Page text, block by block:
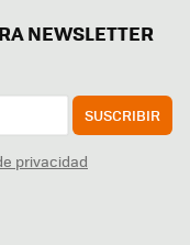
NEWSLETTER
SUSCRIBIR
privacidad